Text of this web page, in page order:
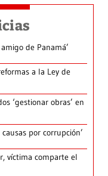
de Panamá’
a la Ley de
‘gestionar obras’ en
por corrupción’
víctima comparte el